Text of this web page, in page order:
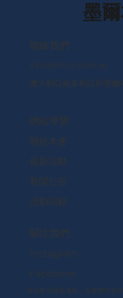
墨
​聯絡我們
Info@mtcc.com.au
澳大利亞維多利亞州墨爾本
網站導覽
關於本會
最新活動
新聞公告
活動回顧
關注我們
Instagram
Facebook
深化墨台經貿連結，促進雙向合